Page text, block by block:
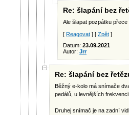
Re: šlapání bez
Ale šlapat pozpátku
[ Reagovat ] [ Zpět ]
Datum: 23.09.2021
Autor: Jrr
Re: šlapání bez
Běžný e-kolo má snímače
pedálů, u levnějších frekvenci
Druhej snímač je na zadní